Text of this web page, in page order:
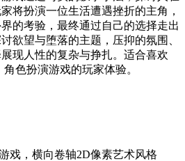
将扮演一位生活遭遇挫折的主角，
的考验，最终通过自己的选择走出
欲望与堕落的主题，压抑的氛围、
现人性的复杂与挣扎。适合喜欢
色扮演游戏的玩家体验。
戏，横向卷轴2D像素艺术风格